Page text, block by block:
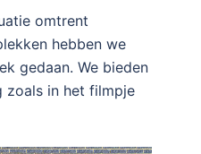
omtrent
hebben we
gedaan. We bieden
zoals in het filmpje